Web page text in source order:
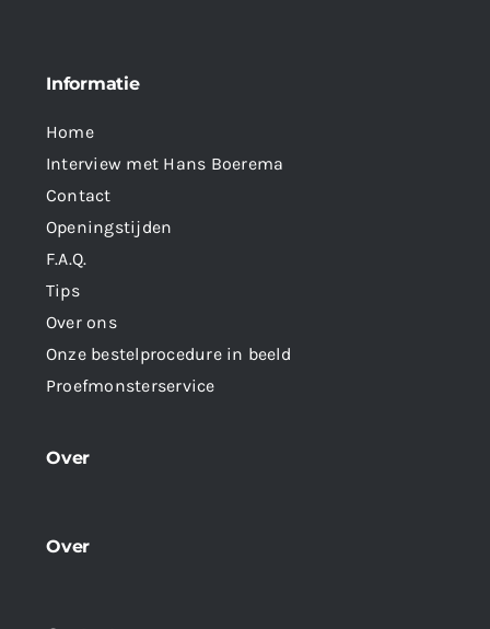
Informatie
Home
Interview met Hans Boerema
Contact
Openingstijden
F.A.Q.
Tips
Over ons
Onze bestelprocedure in beeld
Proefmonsterservice
Over
Over